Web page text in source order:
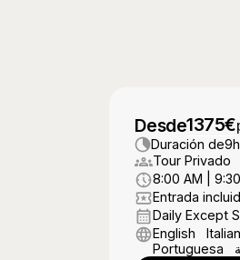
Desde1375€
Duración de9
Tour Privado
8:00 AM |
Entrada
Daily Except
English
Portuguesa